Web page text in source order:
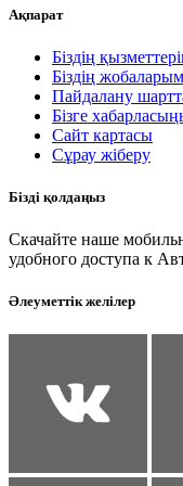
Ақпарат
Біздің
Біздің
Пайдалану
Бізге
Сайт картасы
Сұрау жіберу
Бізді қолдаңыз
Скачайте наше
удобного доступа к
Әлеуметтік желілер